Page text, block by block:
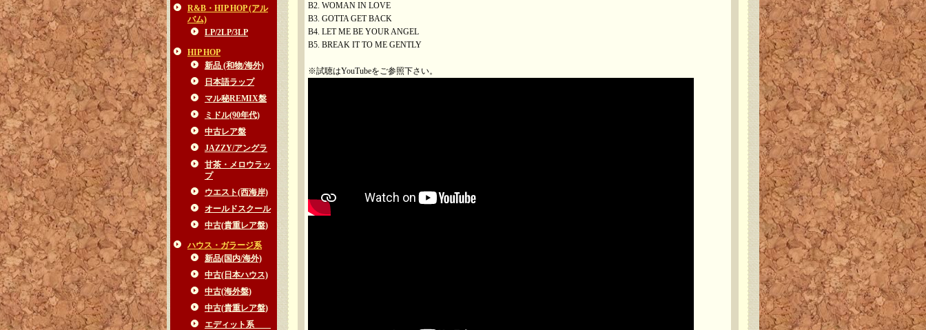
R&B・HIP HOP (アル
バム)
LP/2LP/3LP
HIP HOP
新品 (和物/海外)
日本語ラップ
マル秘REMIX盤
ミドル(90年代)
中古レア盤
JAZZY/アングラ
甘茶・メロウラッ
プ
ウエスト(西海岸)
オールドスクール
中古(貴重レア盤)
ハウス・ガラージ系
新品(国内/海外)
中古(日本ハウス)
中古(海外盤)
中古(貴重レア盤)
エディット系
B2. WOMAN IN LOVE
B3. GOTTA GET BACK
B4. LET ME BE YOUR ANGEL
B5. BREAK IT TO ME GENTLY
※試聴はYouTubeをご参照下さい。